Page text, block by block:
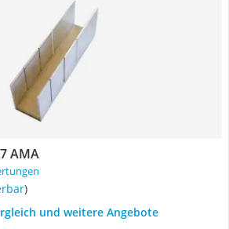
AMA
)
und weitere Angebote